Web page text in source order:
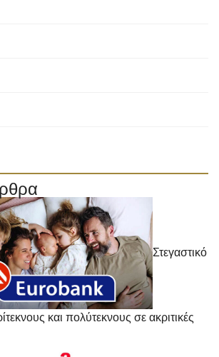
Στεγαστικό
και πολύτεκνους σε ακριτικές